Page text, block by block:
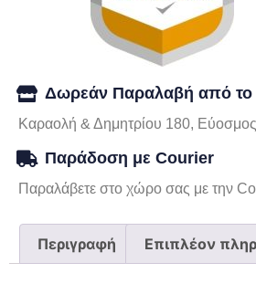
Δωρεάν Παραλαβή από το
Καραολή & Δημητρίου 180,
Παράδοση με Courier
Παραλάβετε στο χώρο σας με την
Περιγραφή Επιπλέον